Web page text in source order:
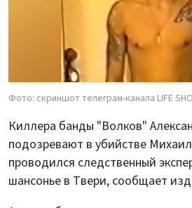
Фото: скриншот телеграм-канала LIFE
Киллера банды "Волков"
подозревают в убийстве
проводился следственный
шансонье в Твери, сообщает